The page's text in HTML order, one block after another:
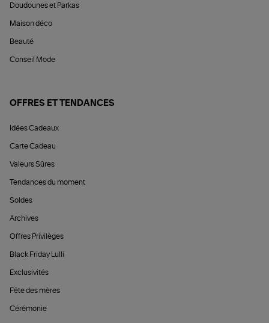
Doudounes et Parkas
Maison déco
Beauté
Conseil Mode
OFFRES ET TENDANCES
Idées Cadeaux
Carte Cadeau
Valeurs Sûres
Tendances du moment
Soldes
Archives
Offres Privilèges
Black Friday Lulli
Exclusivités
Fête des mères
Cérémonie